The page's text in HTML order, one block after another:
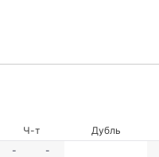
Ч-т Дубль
- -